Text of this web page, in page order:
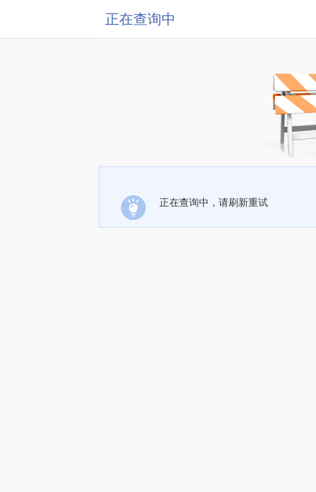
正在查询中
正在查询中，请刷新重试